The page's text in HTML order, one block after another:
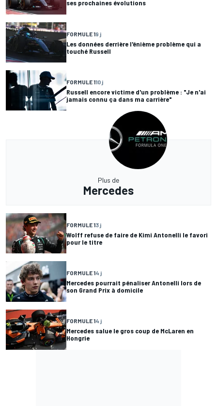
ses prochaines évolutions
FORMULE 19 j
Les données derrière l'énième problème qui a
touché Russell
FORMULE 110 j
Russell encore victime d'un problème : "Je n'ai
jamais connu ça dans ma carrière"
Plus de
Mercedes
FORMULE 13 j
Wolff refuse de faire de Kimi Antonelli le favori
pour le titre
FORMULE 14 j
Mercedes pourrait pénaliser Antonelli lors de
son Grand Prix à domicile
FORMULE 14 j
Mercedes salue le gros coup de McLaren en
Hongrie